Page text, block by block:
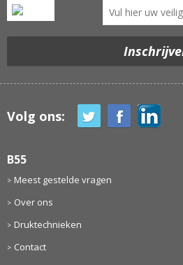
Volg ons:
B55
Meest gestelde vragen
Over ons
Druktechnieken
Contact